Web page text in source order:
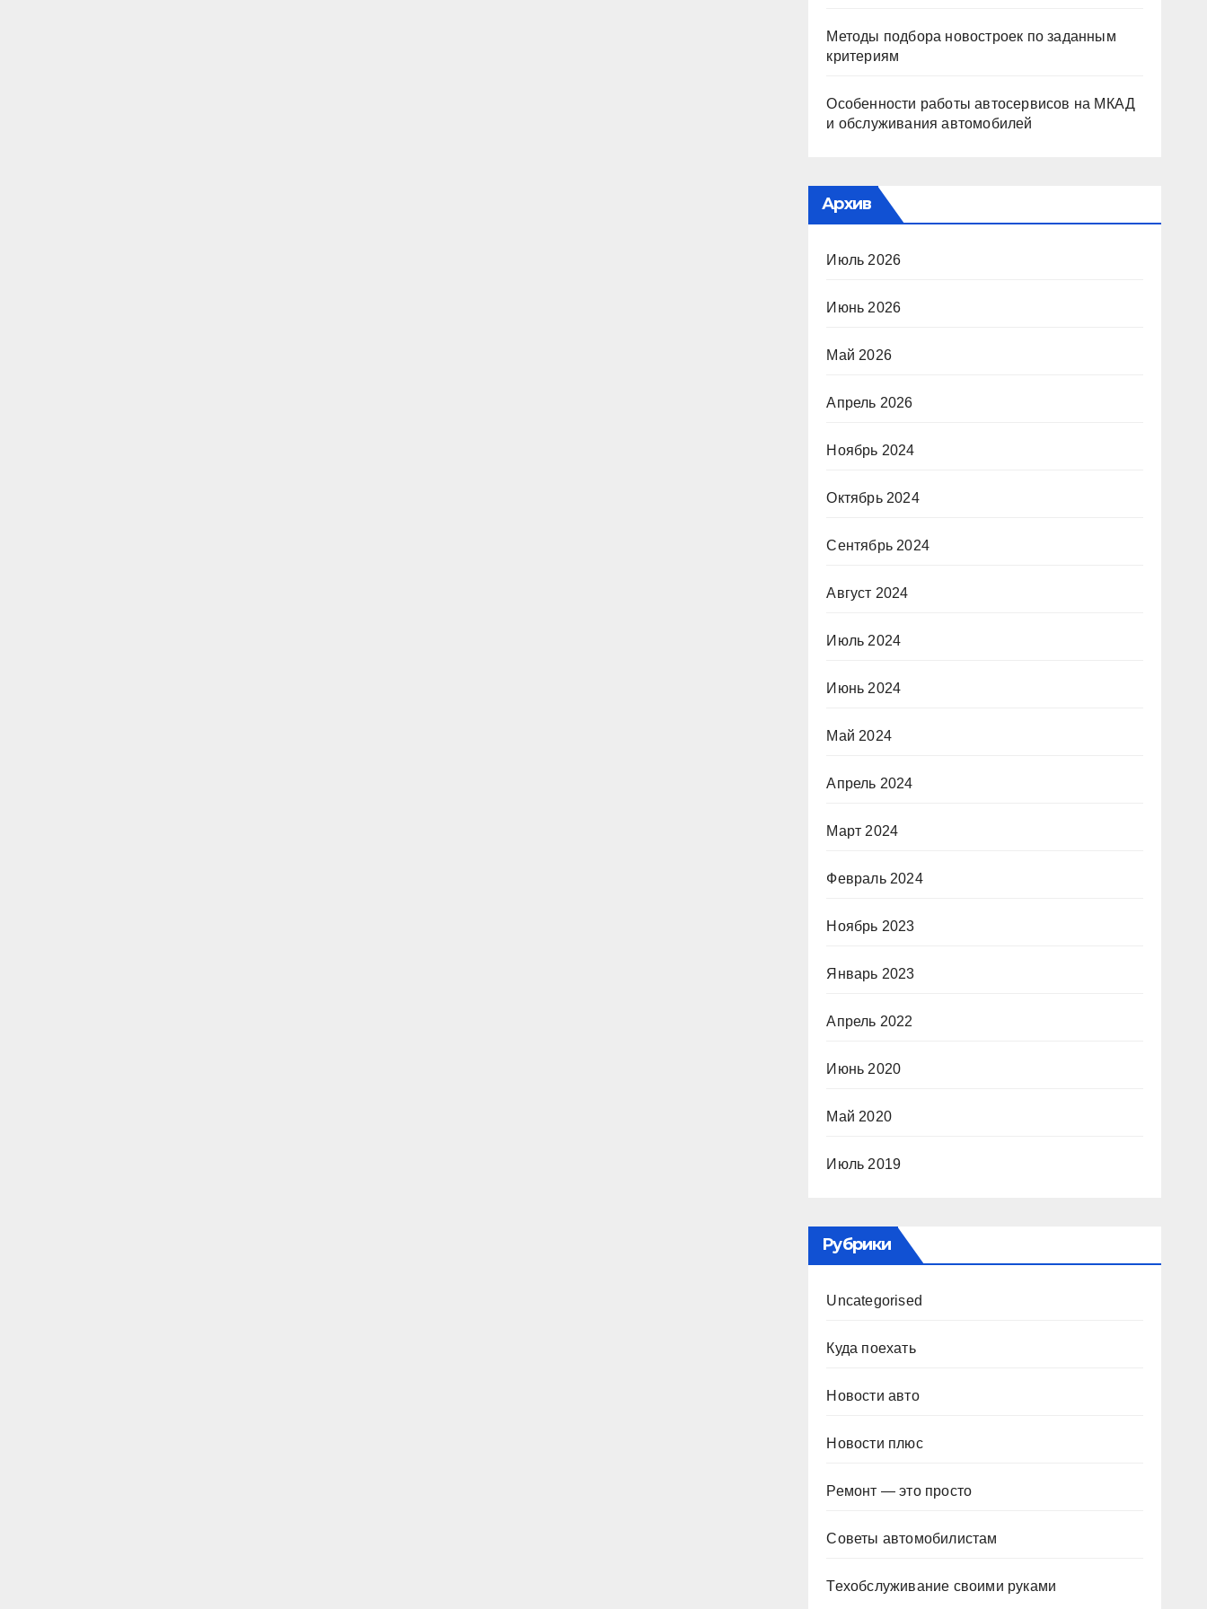
Методы подбора новостроек по заданным
критериям
Особенности работы автосервисов на МКАД
и обслуживания автомобилей
Архив
Июль 2026
Июнь 2026
Май 2026
Апрель 2026
Ноябрь 2024
Октябрь 2024
Сентябрь 2024
Август 2024
Июль 2024
Июнь 2024
Май 2024
Апрель 2024
Март 2024
Февраль 2024
Ноябрь 2023
Январь 2023
Апрель 2022
Июнь 2020
Май 2020
Июль 2019
Рубрики
Uncategorised
Куда поехать
Новости авто
Новости плюс
Ремонт — это просто
Советы автомобилистам
Техобслуживание своими руками